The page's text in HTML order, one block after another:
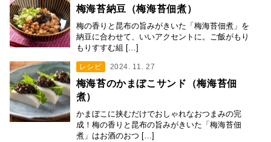
梅海苔納豆（梅海苔佃煮）
梅の香りと昆布の旨みがきいた「梅海苔佃煮」を
納豆に合わせて、いいアクセントに。ご飯がもり
もりすすむ組 […]
レシピ 2024. 11. 27
梅海苔のかまぼこサンド（梅海苔佃
煮）
かまぼこに挟むだけでおしゃれなおつまみの完
成！梅の香りと昆布の旨みがきいた「梅海苔佃
煮」はお酒のおつ […]